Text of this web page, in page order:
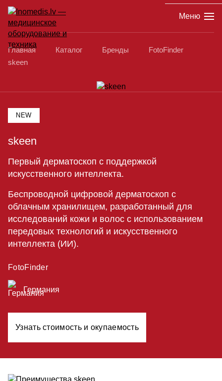
Меню
Главная Каталог Бренды
FotoFinder
skeen
NEW
skeen
Первый дерматоскоп с поддержкой
искусственного интеллекта.
Беспроводной цифровой дерматоскоп с
облачным хранилищем, разработанный для
исследований кожи и волос с использованием
передовых технологий и искусственного
интеллекта (ИИ).
FotoFinder
Германия
Узнать стоимость и окупаемость